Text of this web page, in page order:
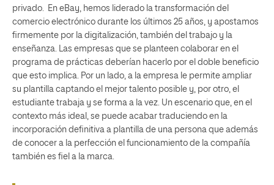
privado. En eBay, hemos liderado la transformación del
comercio electrónico durante los últimos 25 años, y apostamos
firmemente por la digitalización, también del trabajo y la
enseñanza. Las empresas que se planteen colaborar en el
programa de prácticas deberían hacerlo por el doble beneficio
que esto implica. Por un lado, a la empresa le permite ampliar
su plantilla captando el mejor talento posible y, por otro, el
estudiante trabaja y se forma a la vez. Un escenario que, en el
contexto más ideal, se puede acabar traduciendo en la
incorporación definitiva a plantilla de una persona que además
de conocer a la perfección el funcionamiento de la compañía
también es fiel a la marca.